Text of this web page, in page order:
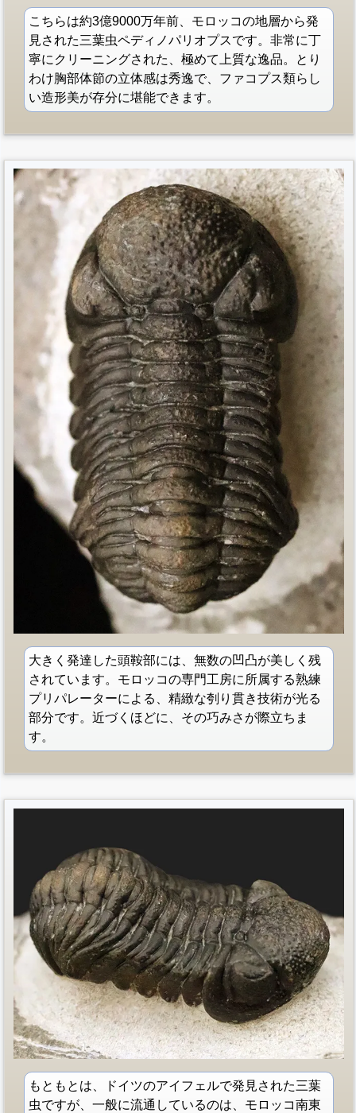
こちらは約3億9000万年前、モロッコの地層から発
見された三葉虫ペディノパリオプスです。非常に丁
寧にクリーニングされた、極めて上質な逸品。とり
わけ胸部体節の立体感は秀逸で、ファコプス類らし
い造形美が存分に堪能できます。
大きく発達した頭鞍部には、無数の凹凸が美しく残
されています。モロッコの専門工房に所属する熟練
プリパレーターによる、精緻な刳り貫き技術が光る
部分です。近づくほどに、その巧みさが際立ちま
す。
もともとは、ドイツのアイフェルで発見された三葉
虫ですが、一般に流通しているのは、モロッコ南東